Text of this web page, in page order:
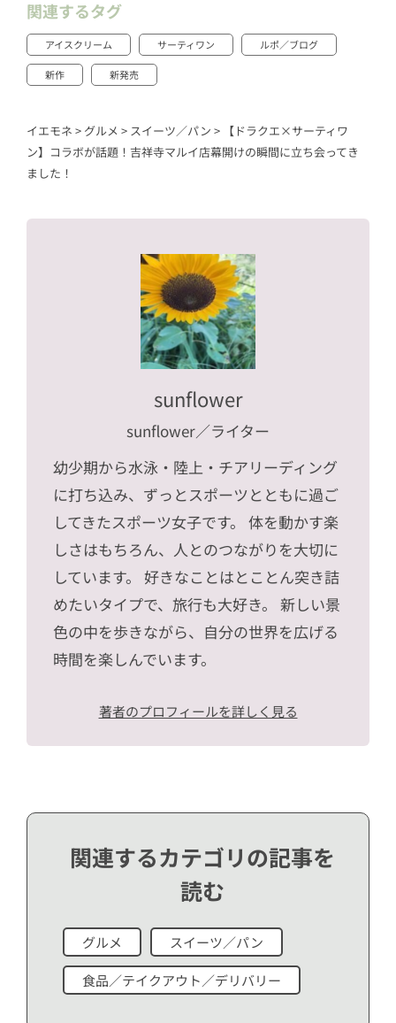
関連するタグ
アイスクリーム サーティワン ルポ／ブログ
新作 新発売
イエモネ > グルメ > スイーツ／パン > 【ドラクエ×サーティワ
ン】コラボが話題！吉祥寺マルイ店幕開けの瞬間に立ち会ってき
ました！
sunflower
sunflower／ライター
幼少期から水泳・陸上・チアリーディング
に打ち込み、ずっとスポーツとともに過ご
してきたスポーツ女子です。 体を動かす楽
しさはもちろん、人とのつながりを大切に
しています。 好きなことはとことん突き詰
めたいタイプで、旅行も大好き。 新しい景
色の中を歩きながら、自分の世界を広げる
時間を楽しんでいます。
著者のプロフィールを詳しく見る
関連するカテゴリの記事を
読む
グルメ スイーツ／パン
食品／テイクアウト／デリバリー